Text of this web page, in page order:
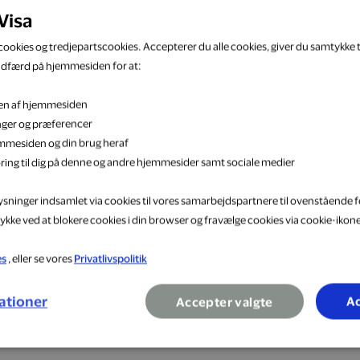
du LED belysning i høj kvalitet til markedets bedste priser.
499.- og høj topscore på Trustpilot. Find inspiration til
bryggers, gang, soveværelse, kontor, udendørs samt
til loftet, lækre LED lamper til indendørs, lysskinne
og tredjepartscookies. Accepterer du alle cookies, giver du samtykke
på hjemmesiden for at:
af hjemmesiden
og præferencer
og din brug heraf
til dig på denne og andre hjemmesider samt sociale medier
indsamlet via cookies til vores samarbejdspartnere til ovenstående
ved at blokere cookies i din browser og fravælge cookies via cookie-
, eller se vores Privatlivspolitik
Accepter valgte